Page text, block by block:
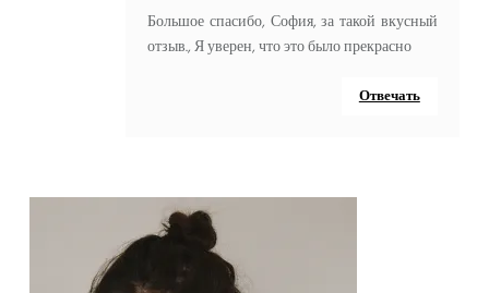
Большое спасибо, София, за такой вкусный
отзыв., Я уверен, что это было прекрасно
Отвечать